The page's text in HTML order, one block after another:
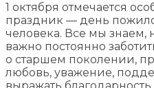
1 октября отмечается
праздник — день
человека. Все мы знаем,
важно постоянно
о старшем поколении,
любовь, уважение,